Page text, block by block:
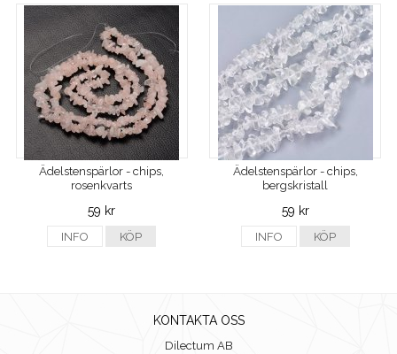
Ädelstenspärlor - chips,
rosenkvarts
59 kr
INFO KÖP
Ädelstenspärlor - chips,
bergskristall
59 kr
INFO KÖP
KONTAKTA OSS
Dilectum AB